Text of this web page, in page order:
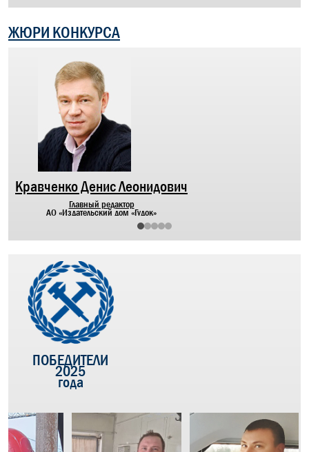
ЖЮРИ КОНКУРСА
Кравченко Денис Леонидович
Главный редактор
АО «Издательский дом «Гудок»
ПОБЕДИТЕЛИ
2025
года